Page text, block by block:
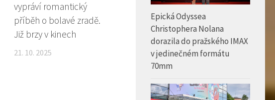
vypráví romantický
příběh o bolavé zradě.
Již brzy v kinech
21. 10. 2025
Epická Odyssea
Christophera Nolana
dorazila do pražského IMAX
v jedinečném formátu
70mm